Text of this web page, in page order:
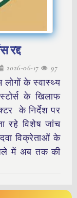
रद्द
2026-06-17 97
लोगों के स्वास्थ्य
के खिलाफ
के निर्देश पर
रहे विशेष जांच
विक्रेताओं के
में अब तक की